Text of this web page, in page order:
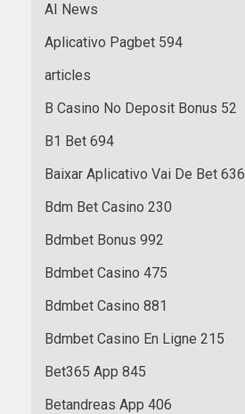
AI News
Aplicativo Pagbet 594
articles
B Casino No Deposit Bonus 52
B1 Bet 694
Baixar Aplicativo Vai De Bet 636
Bdm Bet Casino 230
Bdmbet Bonus 992
Bdmbet Casino 475
Bdmbet Casino 881
Bdmbet Casino En Ligne 215
Bet365 App 845
Betandreas App 406